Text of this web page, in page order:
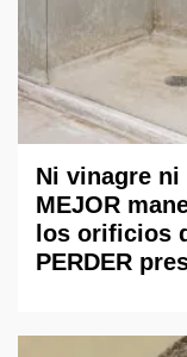
Ni vinagre
MEJOR
los orificios
PERDER